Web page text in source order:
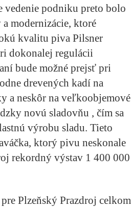
vedenie podniku preto bolo
modernizácie, ktoré
kvalitu piva Pilsner
dokonalej regulácii
bude možné prejsť pri
drevených kadí na
a neskôr na veľkoobjemové
novú sladovňu , čím sa
výrobu sladu. Tieto
ktorý pivu neskonale
rekordný výstav 1 400 000
Plzeňský Prazdroj celkom